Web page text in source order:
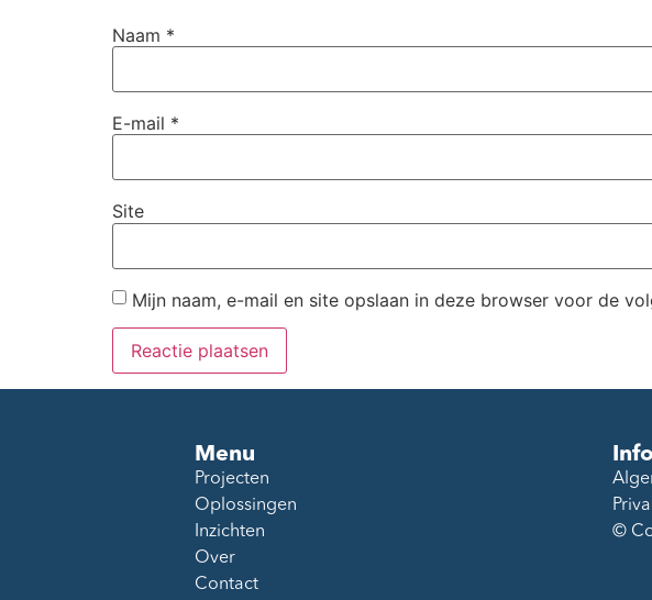
Naam *
E-mail *
Site
Mijn naam, e-mail en site opslaan in deze browser voor de
Menu
Projecten
Oplossingen
Inzichten
Over
Contact
©